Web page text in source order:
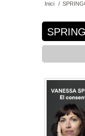
Inici /